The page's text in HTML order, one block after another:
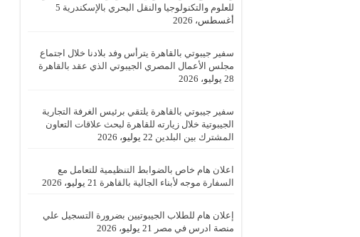
للعلوم والتكنولوجيا والنقل البحري بالإسكندرية 5
أغسطس، 2026
سفير جيبوتي بالقاهرة يترأس وفد بلادنا خلال اجتماع
مجلس الأعمال المصري الجيبوتي الذي عقد بالقاهرة
28 يوليو، 2026
سفير جيبوتي بالقاهرة يلتقي برئيس الغرفة التجارية
الجيبوتية خلال زيارته للقاهرة لبحث علاقات التعاون
المشترك بين البلدين 22 يوليو، 2026
اعلان هام خاص بالضوابط التنظيمية للتعامل مع
السفارة موجه لأبناء الجالية بالقاهرة 21 يوليو، 2026
إعلان هام للطلاب الجيبوتيين بضرورة التسجيل علي
منصة ادرس في مصر
21 يوليو، 2026